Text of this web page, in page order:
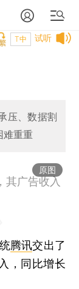
试听
T中
压、数据割
难重重
原图
其广告收入
腾讯交出了
，同比增长